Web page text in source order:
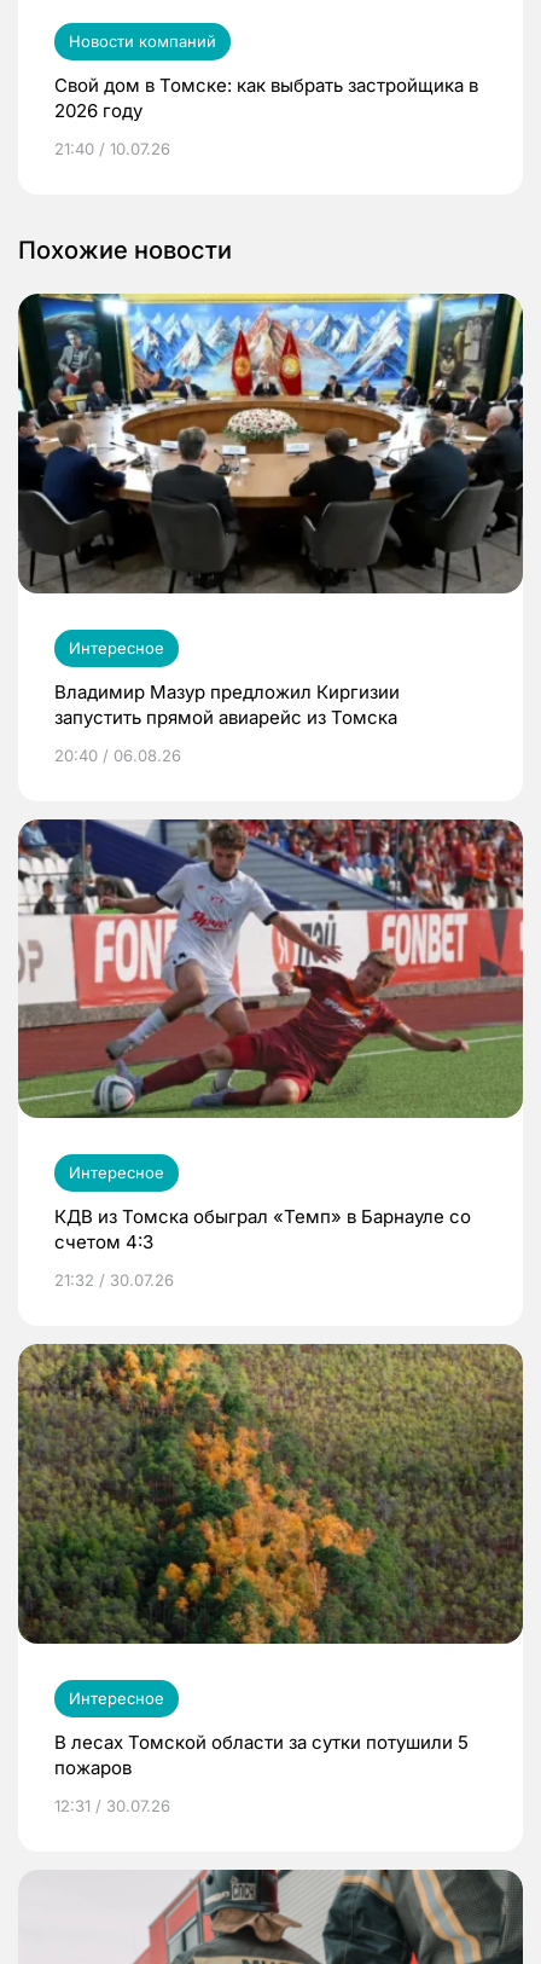
Новости компаний
Свой дом в Томске: как выбрать застройщика в
2026 году
21:40 / 10.07.26
Похожие новости
Интересное
Владимир Мазур предложил Киргизии
запустить прямой авиарейс из Томска
20:40 / 06.08.26
Интересное
КДВ из Томска обыграл «Темп» в Барнауле со
счетом 4:3
21:32 / 30.07.26
Интересное
В лесах Томской области за сутки потушили 5
пожаров
12:31 / 30.07.26